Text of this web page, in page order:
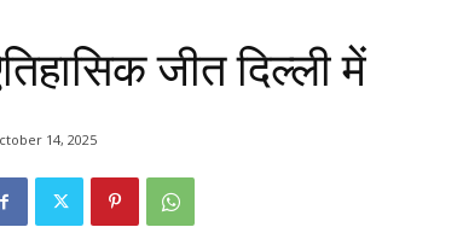
जीत दिल्ली में
14, 2025